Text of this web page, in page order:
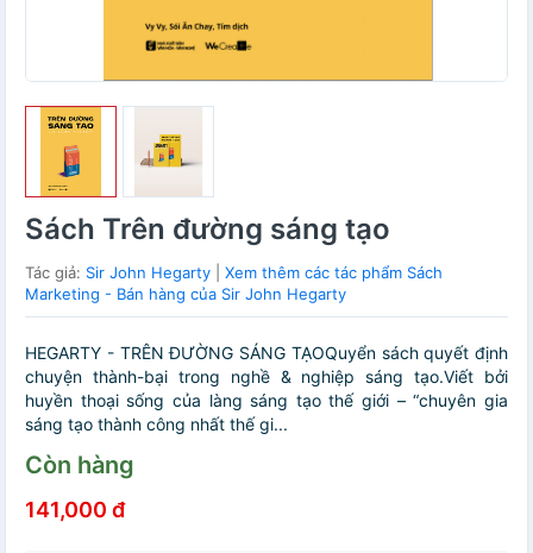
Sách Trên đường sáng tạo
Tác giả: Sir John Hegarty
Xem thêm các tác phẩm Sách
Marketing - Bán hàng của Sir John Hegarty
HEGARTY - TRÊN ĐƯỜNG SÁNG TẠOQuyển sách quyết định
chuyện thành-bại trong nghề & nghiệp sáng tạo.Viết bởi
huyền thoại sống của làng sáng tạo thế giới – “chuyên gia
sáng tạo thành công nhất thế gi...
Còn hàng
141,000 đ